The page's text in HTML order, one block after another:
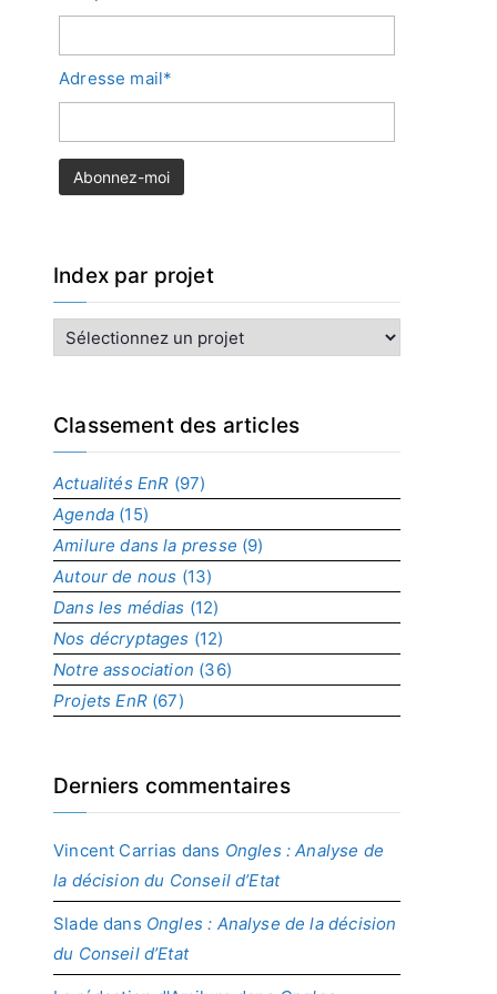
Adresse mail*
Index par projet
n
x
r
p
r
o
j
e
t
Classement des articles
Actualités EnR (97)
Agenda (15)
Amilure dans la presse (9)
Autour de nous (13)
Dans les médias (12)
Nos décryptages (12)
Notre association (36)
Projets EnR(67)
Derniers commentaires
Vincent Carrias dans Ongles : Analyse de
la décision du Conseil d’Etat
Slade dans Ongles : Analyse de la décision
du Conseil d’Etat